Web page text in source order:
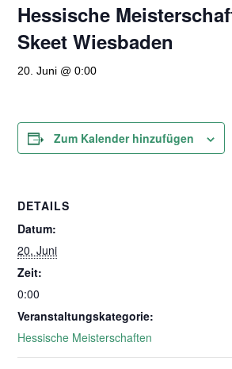
Hessische
Skeet Wiesbaden
20. Juni @ 0:00
Zum Kalender hinzufügen
DETAILS
Datum:
20. Juni
Zeit:
0:00
Veranstaltungskategorie:
Hessische Meisterschaften